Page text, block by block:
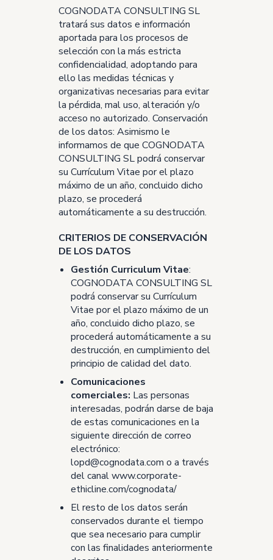
COGNODATA CONSULTING SL
tratará sus datos e información
aportada para los procesos de
selección con la más estricta
confidencialidad, adoptando para
ello las medidas técnicas y
organizativas necesarias para evitar
la pérdida, mal uso, alteración y/o
acceso no autorizado. Conservación
de los datos: Asimismo le
informamos de que COGNODATA
CONSULTING SL podrá conservar
su Currículum Vitae por el plazo
máximo de un año, concluido dicho
plazo, se procederá
automáticamente a su destrucción.
CRITERIOS DE CONSERVACIÓN
DE LOS DATOS
Gestión Curriculum Vitae:
COGNODATA CONSULTING SL
podrá conservar su Currículum
Vitae por el plazo máximo de un
año, concluido dicho plazo, se
procederá automáticamente a su
destrucción, en cumplimiento del
principio de calidad del dato.
Comunicaciones
comerciales: Las personas
interesadas, podrán darse de baja
de estas comunicaciones en la
siguiente dirección de correo
electrónico:
lopd@cognodata.com o a través
del canalwww.corporate-
ethicline.com/cognodata/
El resto de los datos serán
conservados durante el tiempo
que sea necesario para cumplir
con las finalidades anteriormente